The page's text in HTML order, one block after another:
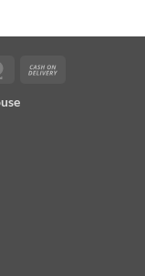
MasterCard